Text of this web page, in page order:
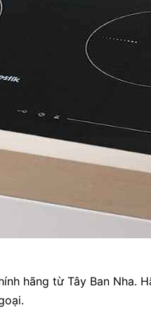
hãng từ Tây Ban Nha.